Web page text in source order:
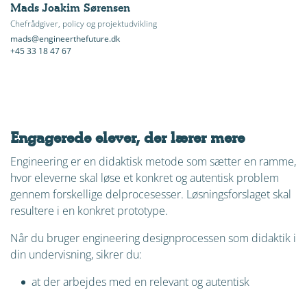
Mads Joakim Sørensen
Chefrådgiver, policy og projektudvikling
mads@engineerthefuture.dk
+45 33 18 47 67
Engagerede elever, der lærer mere
Engineering er en didaktisk metode som sætter en ramme,
hvor eleverne skal løse et konkret og autentisk problem
gennem forskellige delprocesesser. Løsningsforslaget skal
resultere i en konkret prototype.
Når du bruger engineering designprocessen som didaktik i
din undervisning, sikrer du:
at der arbejdes med en relevant og autentisk